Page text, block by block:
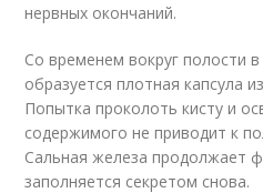
нервных окончаний.
Со временем вокруг полости
образуется плотная капсула
Попытка проколоть кисту и
содержимого не приводит к
Сальная железа продолжает
заполняется секретом снова.